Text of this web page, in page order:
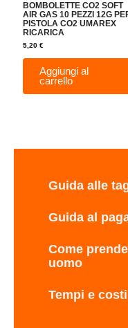
BOMBOLETTE CO2 SOFT
AIR GAS 10 PEZZI 12G
PISTOLA CO2 UMAREX
RICARICA
5,20€
Aggiungi al
carrello
Guida alle
Guida al
Come
uomo
Tempi e